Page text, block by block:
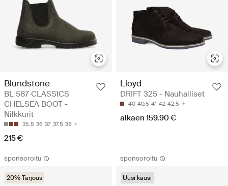
Blundstone
BL 587 CLASSICS
CHELSEA BOOT -
Nilkkurit
35.5 36 37 37.5 38
215 €
Lloyd
DRIFT 325 - Nauhalliset
40 40.5 41 42 42.5
alkaen 159.90 €
sponsoroitu
20% Tarjous
sponsoroitu
Uusi kausi